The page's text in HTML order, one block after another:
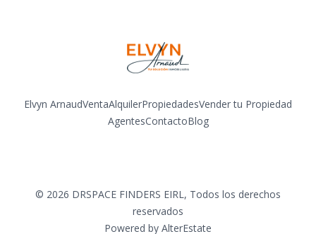
Elvyn ArnaudVentaAlquilerPropiedadesVender tu Propiedad
AgentesContactoBlog
© 2026 DRSPACE FINDERS EIRL, Todos los derechos
reservados
Powered by AlterEstate